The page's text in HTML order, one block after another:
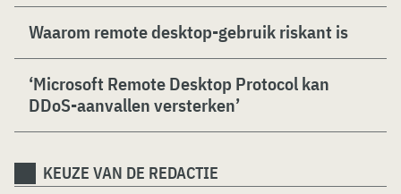
Waarom remote desktop-gebruik riskant is
‘Microsoft Remote Desktop Protocol kan
DDoS-aanvallen versterken’
KEUZE VAN DE REDACTIE